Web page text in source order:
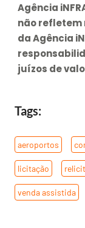
Agência
não refletem
da Agência
juízos de
Tags:
aeroportos
licitação
venda assistida